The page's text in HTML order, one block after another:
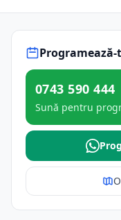
Programează-
0743 590 444
Sună pentru